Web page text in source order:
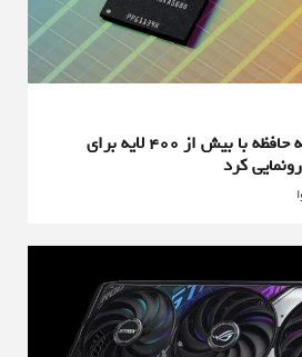
سامسونگ از اولین تراشه حافظه با بیش از ۴۰۰ لایه برای
کرد